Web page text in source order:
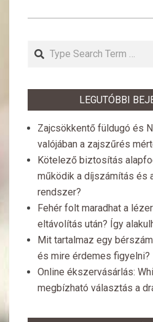
Search
LEGUTÓBBI
Zajcsökkentő füldugó és
valójában a zajszűrés
Kötelező biztosítás
működik a díjszámítás és
rendszer?
Fehér folt maradhat a
eltávolítás után? Így
Mit tartalmaz egy
és mire érdemes figyelni?
Online ékszervásárlás:
megbízható választás a